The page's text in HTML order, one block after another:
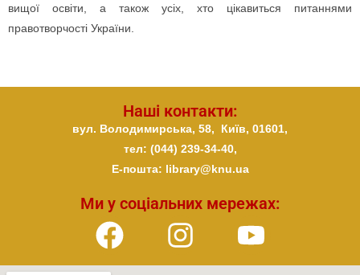
вищої освіти, а також усіх, хто цікавиться питаннями
правотворчості України.
Наші контакти:
Ми у соціальних мережах:
вул. Володимирська, 58, Київ, 01601,
тел: (044) 239-34-40,
E-пошта: library@knu.ua